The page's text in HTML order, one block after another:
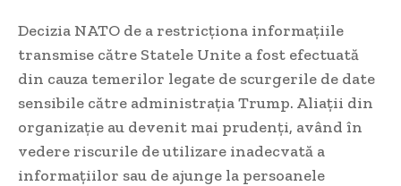
Decizia NATO de a restricționa informațiile
transmise către Statele Unite a fost efectuată
din cauza temerilor legate de scurgerile de date
sensibile către administrația Trump. Aliații din
organizație au devenit mai prudenți, având în
vedere riscurile de utilizare inadecvată a
informațiilor sau de ajunge la persoanele